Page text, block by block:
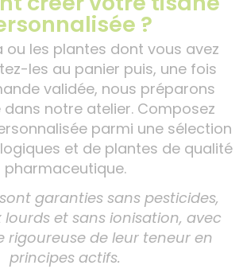
?
ou les plantes dont vous avez
les au panier puis, une fois
validée, nous préparons
notre atelier. Composez
parmi une sélection
et de plantes de qualité
pharmaceutique.
garanties sans pesticides,
et sans ionisation, avec
rigoureuse de leur teneur en
principes actifs.